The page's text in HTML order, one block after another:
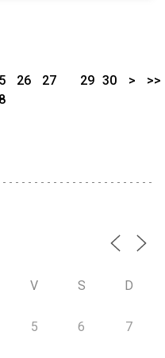
26
27
29 30 > >>
V S D
5 6 7